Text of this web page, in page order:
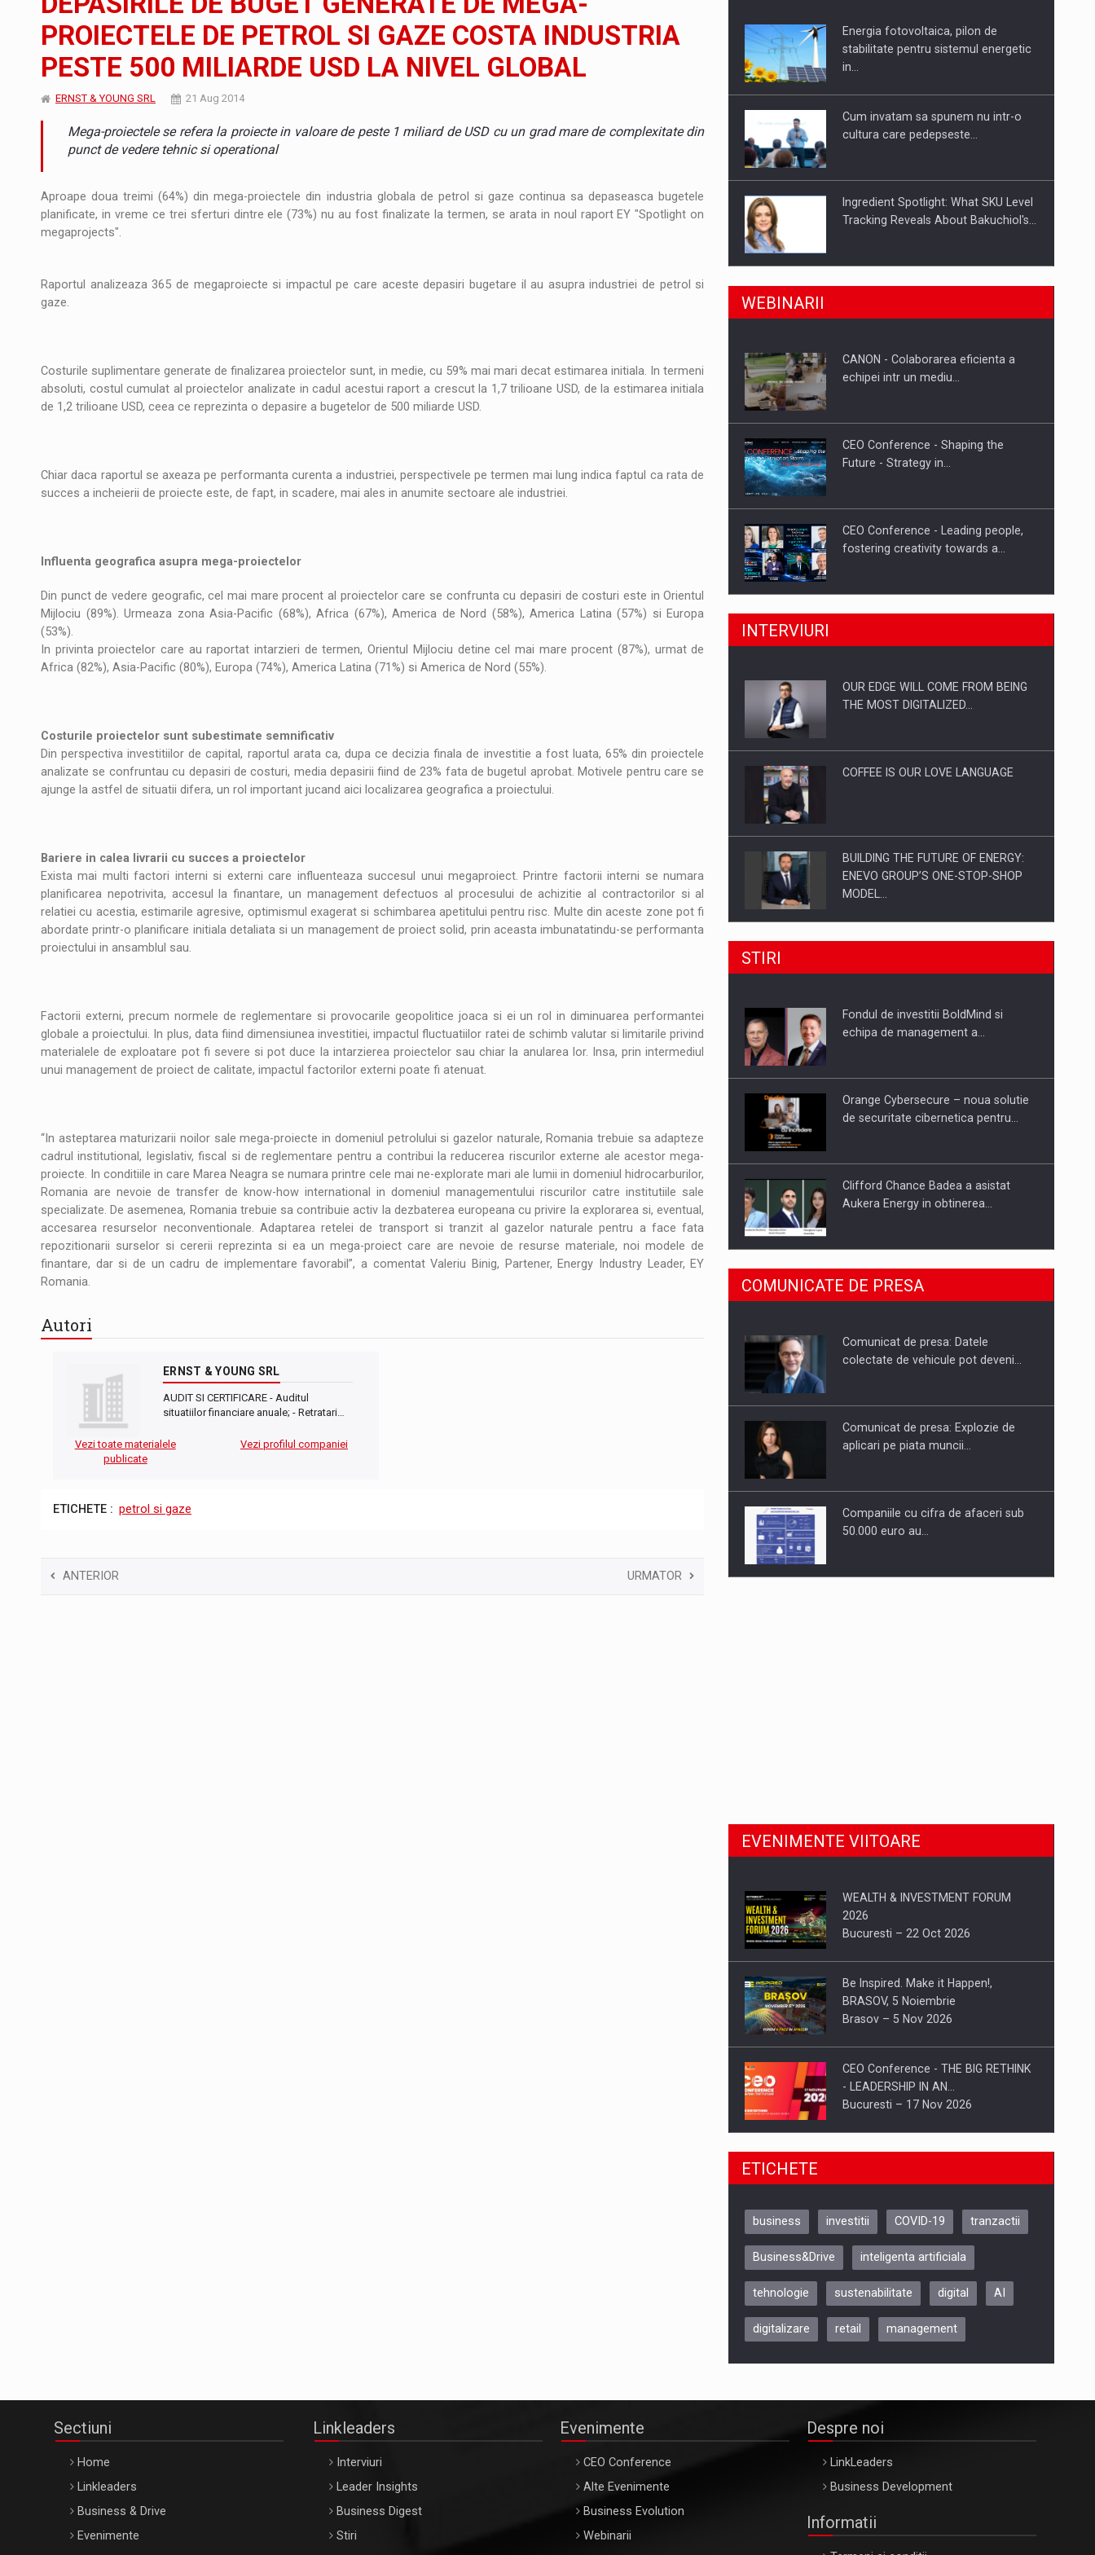
ARTICOLE Producatorii si comerciantii care nu se supun noilor reglementari UE privind ambalajele pot risca retragerea produselor din piata
INTERVIURI LEADERSHIP IN MISCARE
CU BATERIILE PERMANENT INCARCATE
INTERVIURI PUTTING ROMANIAN CORPORATE COMPANIES ON THE INTERNATIONAL BUSINESS SCENE
INTERVIURI COFFEE IS OUR LOVE LANGUAGE
Fondul de investitii BoldMind si echipa de management a Pall-Ex, liderul pietei de transport paletizat din Romania, preiau compania intr-o tranzactie de peste 25…
STIRI Noul Mercedes-Benz VLE este acum disponibil pentru comanda intr-o gama extinsa de variante atragatoare
STIRI JAECOO 5 SHS-H a ajuns in Romania
PROIECTELE DE PETROL SI GAZE COSTA INDUSTRIA
PESTE 500 MILIARDE USD LA NIVEL GLOBAL
ERNST & YOUNG SRL 21 Aug 2014
Mega-proiectele se refera la proiecte in valoare de peste 1 miliard de USD cu un grad mare de complexitate din
punct de vedere tehnic si operational
Aproape doua treimi (64%) din mega-proiectele din industria globala de petrol si gaze continua sa depaseasca bugetele
planificate, in vreme ce trei sferturi dintre ele (73%) nu au fost finalizate la termen, se arata in noul raport EY "Spotlight on
megaprojects".
Raportul analizeaza 365 de megaproiecte si impactul pe care aceste depasiri bugetare il au asupra industriei de petrol si
gaze.
Costurile suplimentare generate de finalizarea proiectelor sunt, in medie, cu 59% mai mari decat estimarea initiala. In termeni
absoluti, costul cumulat al proiectelor analizate in cadul acestui raport a crescut la 1,7 trilioane USD, de la estimarea initiala
de 1,2 trilioane USD, ceea ce reprezinta o depasire a bugetelor de 500 miliarde USD.
Chiar daca raportul se axeaza pe performanta curenta a industriei, perspectivele pe termen mai lung indica faptul ca rata de
succes a incheierii de proiecte este, de fapt, in scadere, mai ales in anumite sectoare ale industriei.
Influenta geografica asupra mega-proiectelor
Din punct de vedere geografic, cel mai mare procent al proiectelor care se confrunta cu depasiri de costuri este in Orientul
Mijlociu (89%). Urmeaza zona Asia-Pacific (68%), Africa (67%), America de Nord (58%), America Latina (57%) si Europa
(53%).
In privinta proiectelor care au raportat intarzieri de termen, Orientul Mijlociu detine cel mai mare procent (87%), urmat de
Africa (82%), Asia-Pacific (80%), Europa (74%), America Latina (71%) si America de Nord (55%).
Costurile proiectelor sunt subestimate semnificativ
Din perspectiva investitiilor de capital, raportul arata ca, dupa ce decizia finala de investitie a fost luata, 65% din proiectele
analizate se confruntau cu depasiri de costuri, media depasirii fiind de 23% fata de bugetul aprobat. Motivele pentru care se
ajunge la astfel de situatii difera, un rol important jucand aici localizarea geografica a proiectului.
Bariere in calea livrarii cu succes a proiectelor
Exista mai multi factori interni si externi care influenteaza succesul unui megaproiect. Printre factorii interni se numara
planificarea nepotrivita, accesul la finantare, un management defectuos al procesului de achizitie al contractorilor si al
relatiei cu acestia, estimarile agresive, optimismul exagerat si schimbarea apetitului pentru risc. Multe din aceste zone pot fi
abordate printr-o planificare initiala detaliata si un management de proiect solid, prin aceasta imbunatatindu-se performanta
proiectului in ansamblul sau.
Factorii externi, precum normele de reglementare si provocarile geopolitice joaca si ei un rol in diminuarea performantei
globale a proiectului. In plus, data fiind dimensiunea investitiei, impactul fluctuatiilor ratei de schimb valutar si limitarile privind
materialele de exploatare pot fi severe si pot duce la intarzierea proiectelor sau chiar la anularea lor. Insa, prin intermediul
unui management de proiect de calitate, impactul factorilor externi poate fi atenuat.
“In asteptarea maturizarii noilor sale mega-proiecte in domeniul petrolului si gazelor naturale, Romania trebuie sa adapteze
cadrul institutional, legislativ, fiscal si de reglementare pentru a contribui la reducerea riscurilor externe ale acestor mega-
proiecte. In conditiile in care Marea Neagra se numara printre cele mai ne-explorate mari ale lumii in domeniul hidrocarburilor,
Romania are nevoie de transfer de know-how international in domeniul managementului riscurilor catre institutiile sale
specializate. De asemenea, Romania trebuie sa contribuie activ la dezbaterea europeana cu privire la explorarea si, eventual,
accesarea resurselor neconventionale. Adaptarea retelei de transport si tranzit al gazelor naturale pentru a face fata
repozitionarii surselor si cererii reprezinta si ea un mega-proiect care are nevoie de resurse materiale, noi modele de
finantare, dar si de un cadru de implementare favorabil”, a comentat Valeriu Binig, Partener, Energy Industry Leader, EY
Romania.
Autori
ERNST & YOUNG SRL
AUDIT SI CERTIFICARE - Auditul
situatiilor financiare anuale; - Retratari…
Vezi toate materialele
publicate
Vezi profilul companiei
ETICHETE : petrol si gaze
ANTERIOR URMATOR
Energia fotovoltaica, pilon de
stabilitate pentru sistemul energetic
in…
Cum invatam sa spunem nu intr-o
cultura care pedepseste…
Ingredient Spotlight: What SKU Level
Tracking Reveals About Bakuchiol's…
Producatorii si comerciantii care nu
Proteinmaxxing and the Future of
WEBINARII
CANON - Colaborarea eficienta a
echipei intr un mediu…
CEO Conference - Shaping the
Future - Strategy in…
CEO Conference - Leading people,
fostering creativity towards a…
CEO Conference - Shaping The
Webinar - Business Evolution-
INTERVIURI
OUR EDGE WILL COME FROM BEING
THE MOST DIGITALIZED…
COFFEE IS OUR LOVE LANGUAGE
BUILDING THE FUTURE OF ENERGY:
ENEVO GROUP’S ONE-STOP-SHOP
MODEL…
ROOTED IN ROMANIA, BUILT TO
PUTTING ROMANIAN CORPORATE
STIRI
Fondul de investitii BoldMind si
echipa de management a…
Orange Cybersecure – noua solutie
de securitate cibernetica pentru…
Clifford Chance Badea a asistat
Aukera Energy in obtinerea…
SAPTE PERSONALITATI DIN MEDIUL
DE AFACERI, ACADEMIC SI
Hard Enduro Piatra Craiului 2026,
COMUNICATE DE PRESA
Comunicat de presa: Datele
colectate de vehicule pot deveni…
Comunicat de presa: Explozie de
aplicari pe piata muncii…
Companiile cu cifra de afaceri sub
50.000 euro au…
EVENIMENTE VIITOARE
WEALTH & INVESTMENT FORUM
2026
Bucuresti – 22 Oct 2026
Be Inspired. Make it Happen!,
BRASOV, 5 Noiembrie
Brasov – 5 Nov 2026
CEO Conference - THE BIG RETHINK
- LEADERSHIP IN AN…
Bucuresti – 17 Nov 2026
Be Inspired. Make it Happen!, CLUJ, 9
ARTEMIS LETO, ORADEA, 8
Oradea – 8 Oct 2026
ETICHETE
business investitii COVID-19 tranzactii
Business&Drive inteligenta artificiala
tehnologie sustenabilitate digital AI
digitalizare retail management
Sectiuni
Home
Linkleaders
Business & Drive
Evenimente
Linkleaders
Interviuri
Leader Insights
Business Digest
Stiri
Evenimente
CEO Conference
Alte Evenimente
Business Evolution
Webinarii
Despre noi
LinkLeaders
Business Development
Informatii